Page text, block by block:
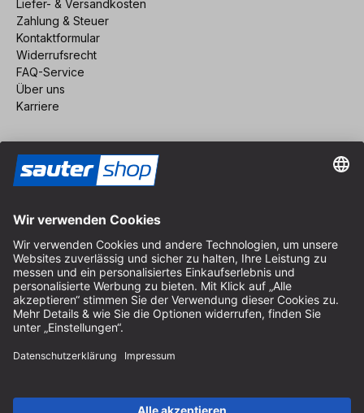
Liefer- & Versandkosten
Zahlung & Steuer
Kontaktformular
Widerrufsrecht
FAQ-Service
Über uns
Karriere
Impressum
AGB
Datenschutz
Cookie-Einstellungen
© 2026 sauter GmbH
* kostenloser Versand ab 150 Euro Bestellwert innerhalb